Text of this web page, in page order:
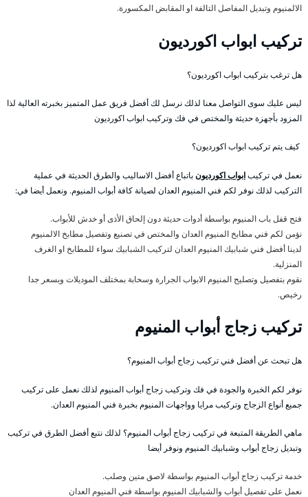
الالمنيوم وتبديل المفاصل التالفة او المقابض المكسورة.
تركيب ابواب اكورديون
هل ترغب بتركيب ابواب اكورديون؟
ليس عليك سوى التواصل معنا لذلك نرسل لك أفضل فريق عمل المتميز بخبرته العالية لذا
المزود بأجهزة حديثة والمختص في فك وتركيب ابواب اكورديون
كيف يتم تركيب ابواب اكورديون؟
نعمل في تركيبابواب اكورديونباتباع أفضل الاساليب والطرق الحديثة في عملية
التركيب لذلك نوفر لكم فني المنيوم العدان لصيانة كافة أبواب المنيوم. ونعمل أيضا في:
فتح قفل باب المنيوم بواسطة أدوات حديثة دون إلحاق الأذى أو خدش للأبواب.
نؤمن لكم فني مطابخ المنيوم العدان والمختص في تصنيع وتفصيل مطابخ الالمنيوم
لدينا أفضل فني شبابيك المنيوم العدان لتركيب الشبابيك سواء للمطابخ او الغرف
المنزلية.
نقوم بتفصيل وتصليح المنيوم الابواب الجرارة وسحابة بمختلف الموديلات وبسعر جدا
رخيص.
تركيب زجاج أبواب المنيوم
هل تبحث عن أفضل فني تركيب زجاج أبواب المنيوم؟
نوفر لكم الخبرة والجودة في فك وتركيب زجاج أبواب المنيوم لذلك نعمل على تركيب
جميع أنواع الزجاج وتركيب مرايا وواجهات المنيوم بخبرة فني المنيوم العدان.
ماهي الطريقة المتبعة في تركيب زجاج أبواب المنيوم؟ لذلك نتبع أفضل الطرق في تركيب
وتبديل زجاج أبواب وشبابيك المنيوم ونوفر أيضا
خدمة تركيب زجاج أبواب المنيوم بواسطة لاصق متين وصلب.
نعمل على تفصيل أبواب والشبابيك المنيوم بواسطة فني المنيوم العدان